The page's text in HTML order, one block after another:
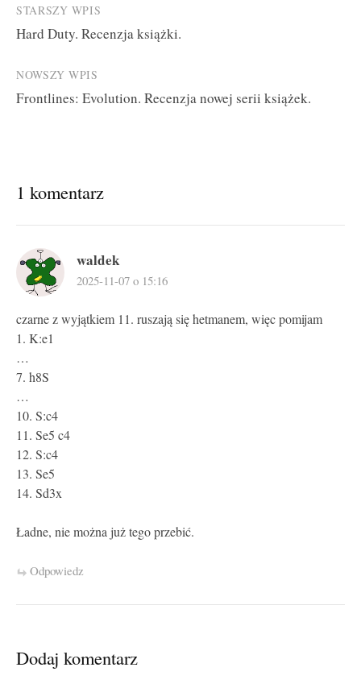
Post
navigation
STARSZY WPIS
Hard Duty. Recenzja książki.
NOWSZY WPIS
Frontlines: Evolution. Recenzja nowej serii książek.
1 komentarz
waldek
2025-11-07 o 15:16
czarne z wyjątkiem 11. ruszają się hetmanem, więc pomijam
1. K:e1
…
7. h8S
…
10. S:c4
11. Se5 c4
12. S:c4
13. Se5
14. Sd3x
Ładne, nie można już tego przebić.
Odpowiedz
Dodaj komentarz